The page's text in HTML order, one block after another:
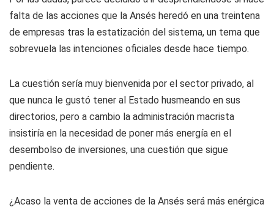
falta de las acciones que la Ansés heredó en una treintena
de empresas tras la estatización del sistema, un tema que
sobrevuela las intenciones oficiales desde hace tiempo.
La cuestión sería muy bienvenida por el sector privado, al
que nunca le gustó tener al Estado husmeando en sus
directorios, pero a cambio la administración macrista
insistiría en la necesidad de poner más energía en el
desembolso de inversiones, una cuestión que sigue
pendiente.
¿Acaso la venta de acciones de la Ansés será más enérgica